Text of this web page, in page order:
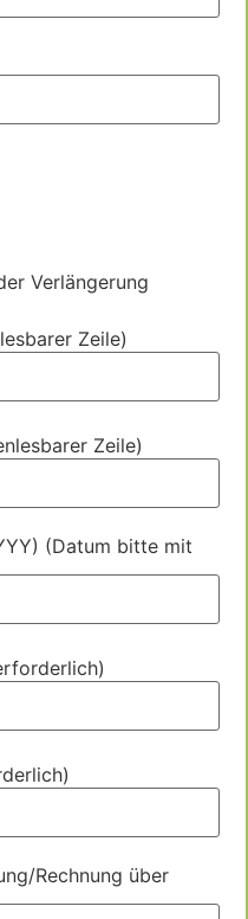
Verlängerung
Zeile)
Zeile)
(Datum bitte mit
Rechnung über